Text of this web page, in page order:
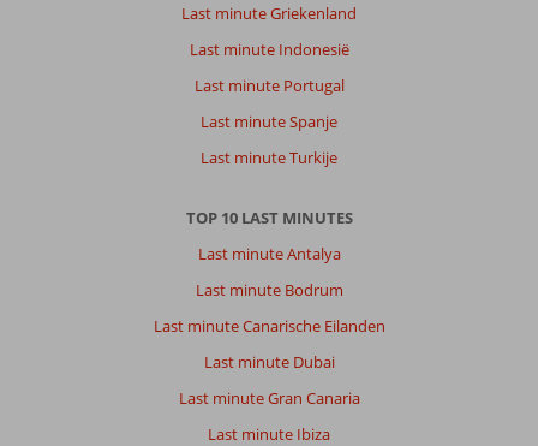
Last minute Griekenland
Last minute Indonesië
Last minute Portugal
Last minute Spanje
Last minute Turkije
TOP 10 LAST MINUTES
Last minute Antalya
Last minute Bodrum
Last minute Canarische Eilanden
Last minute Dubai
Last minute Gran Canaria
Last minute Ibiza